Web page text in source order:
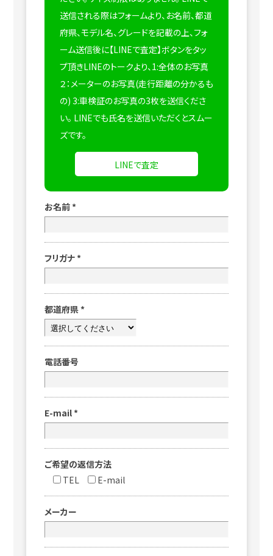
送信される際はフォームより、お名前、都道
府県、モデル名、グレードを記載の上、フォ
ーム送信後に【LINEで査定】ボタンをタッ
プ頂きLINEのトークより、1:全体のお写真
２：メーターのお写真(走行距離の分かるも
の) 3:車検証のお写真の3枚を送信くださ
い。 LINEでも氏名を送信いただくとスムー
ズです。
LINEで査定
お名前 *
フリガナ *
都道府県 *
電話番号
E-mail *
ご希望の返信方法
TEL
E-mail
メーカー